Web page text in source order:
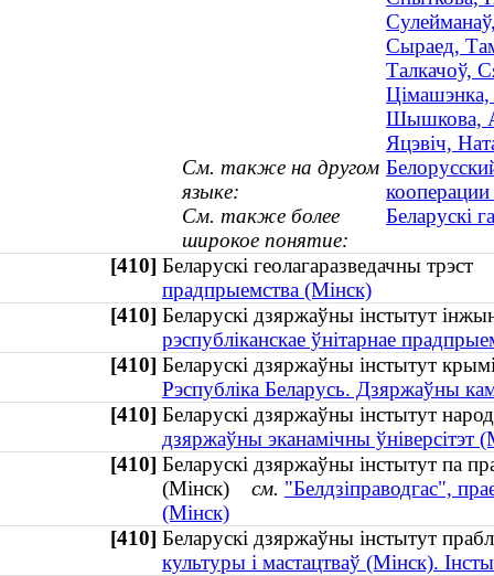
Сыраед,
Талкачоў,
Цімашэнка,
Шышкова,
Яцэвіч,
См. также на другом
языке:
См. также более
широкое понятие:
Беларускі
[410] Беларускі геолагаразведачны трэст
прадпрыемства (Мінск)
[410] Беларускі дзяржаўны інстытут
рэспублiканскае ўнiтарнае
[410] Беларускі дзяржаўны інстытут
Рэспубліка Беларусь. Дзяржаўны
[410] Беларускі дзяржаўны інстытут
дзяржаўны эканамічны ўніверсітэт
[410] Беларускі дзяржаўны інстытут па
(Мінск) см. "Белдзіправодгас",
(Мінск)
[410] Беларускі дзяржаўны інстытут
культуры і мастацтваў (Мінск).